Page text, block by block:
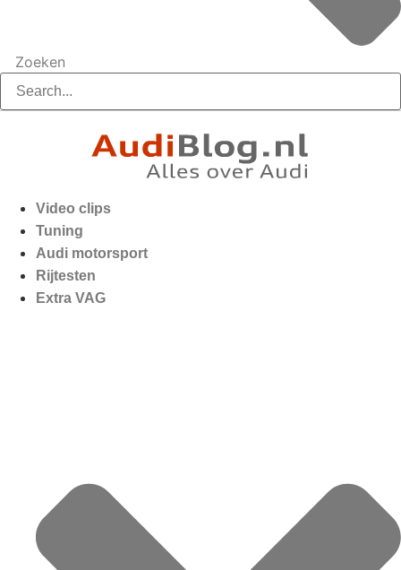
Zoeken
Video clips
Tuning
Audi motorsport
Rijtesten
Extra VAG